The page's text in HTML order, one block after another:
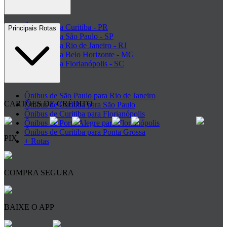
Ônibus para Curitiba - PR
Ônibus para São Paulo - SP
Ônibus para Rio de Janeiro - RJ
Ônibus para Belo Horizonte - MG
Ônibus para Florianópolis - SC
Principais Rotas
Ônibus de São Paulo para Rio de Janeiro
Ônibus de Curitiba para São Paulo
Ônibus de Curitiba para Florianópolis
Ônibus de Porto Alegre para Florianópolis
Ônibus de Curitiba para Ponta Grossa
+ Rotas
CARTÕES DE CRÉDITO
PIX
COMPRA SEGURA
BAIXE O APP